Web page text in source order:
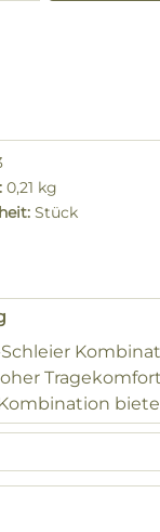
0,21 kg
Stück